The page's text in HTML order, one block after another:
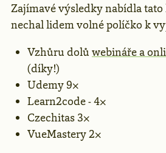
Zajímavé výsledky nabídla
nechal lidem volné políčko k
Vzhůru dolů webináře a
(díky!)
Udemy 9⨉
Learn2code - 4⨉
Czechitas 3⨉
VueMastery 2⨉